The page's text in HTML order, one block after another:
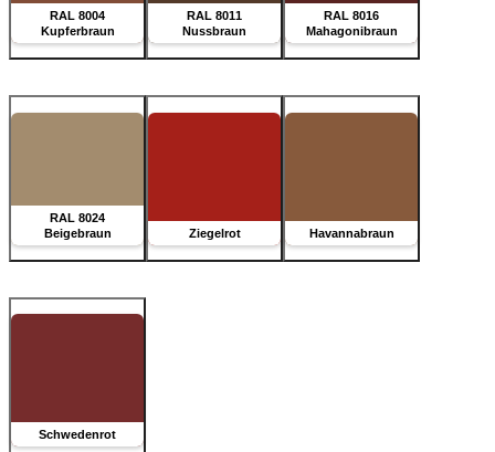
RAL 8004
Kupferbraun
RAL 8011
Nussbraun
RAL 8016
Mahagonibraun
RAL 8024
Beigebraun
Ziegelrot Havannabraun
Schwedenrot